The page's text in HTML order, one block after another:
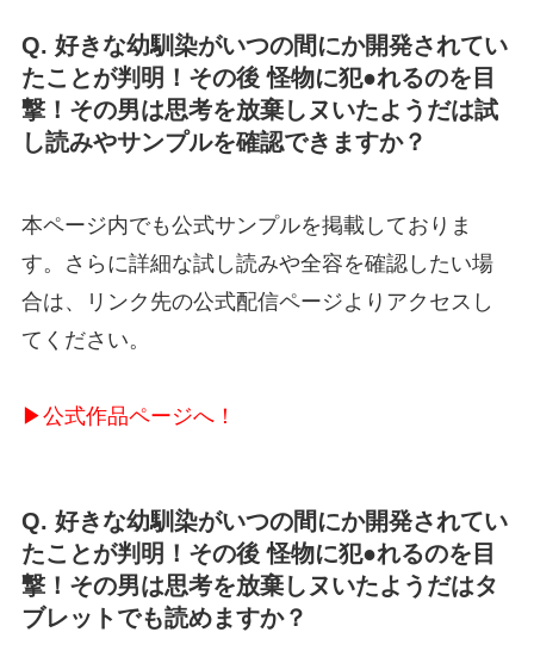
Q. 好きな幼馴染がいつの間にか開発されてい
たことが判明！その後 怪物に犯●れるのを目
撃！その男は思考を放棄しヌいたようだは試
し読みやサンプルを確認できますか？
本ページ内でも公式サンプルを掲載しておりま
す。さらに詳細な試し読みや全容を確認したい場
合は、リンク先の公式配信ページよりアクセスし
てください。
▶公式作品ページへ！
Q. 好きな幼馴染がいつの間にか開発されてい
たことが判明！その後 怪物に犯●れるのを目
撃！その男は思考を放棄しヌいたようだはタ
ブレットでも読めますか？